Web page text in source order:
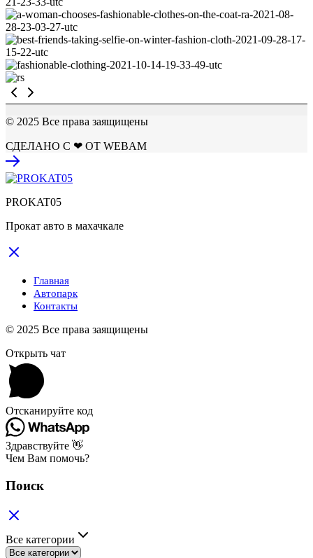
© 2025 Все права заящищены
СДЕЛАНО С ❤ ОТ WEBAM
PROKAT05
Прокат авто в махачкале
Главная
Автопарк
Контакты
© 2025 Все права заящищены
Открыть чат
Отсканируйте код
Здравствуйте 👋
Чем Вам помочь?
Поиск
Все категории